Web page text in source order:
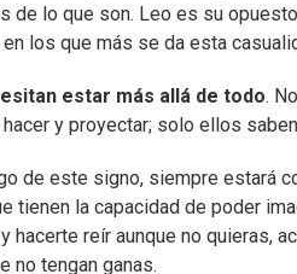
de lo que son. Leo es su
los que más se da esta
estar más allá de todo.
y proyectar; solo ellos
de este signo, siempre estará
tienen la capacidad de poder
hacerte reír aunque no quieras,
no tengan ganas.